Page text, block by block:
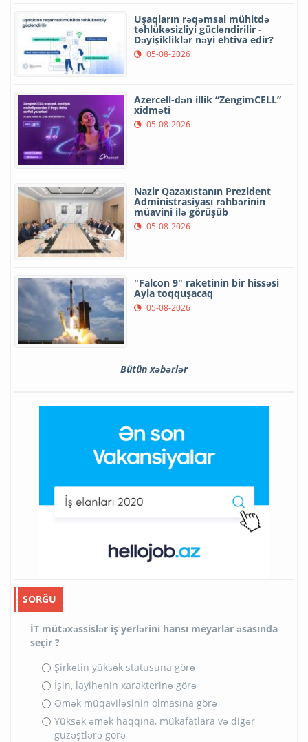
Uşaqların rəqəmsal mühitdə
təhlükəsizliyi gücləndirilir -
Dəyişikliklər nəyi ehtiva edir?
05-08-2026
Azercell-dən illik “ZengimCELL”
xidməti
05-08-2026
Nazir Qazaxıstanın Prezident
Administrasiyası rəhbərinin
müavini ilə görüşüb
05-08-2026
"Falcon 9" raketinin bir hissəsi
Ayla toqquşacaq
05-08-2026
Bütün xəbərlər
SORĞU
İT mütəxəssislər iş yerlərini hansı meyarlar əsasında
seçir ?
Şirkətin yüksək statusuna görə
İşin, layihənin xarakterinə görə
Əmək müqaviləsinin olmasına görə
Yüksək əmək haqqına, mükafatlara və digər
güzəştlərə görə